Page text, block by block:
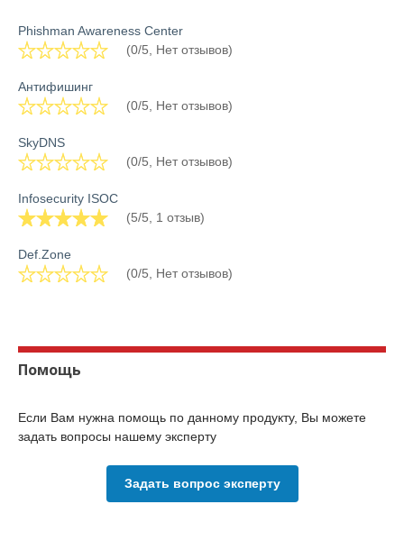
Phishman Awareness Center
(0/5, Нет отзывов)
Антифишинг
(0/5, Нет отзывов)
SkyDNS
(0/5, Нет отзывов)
Infosecurity ISOC
(5/5, 1 отзыв)
Def.Zone
(0/5, Нет отзывов)
Помощь
Если Вам нужна помощь по данному продукту, Вы можете
задать вопросы нашему эксперту
Задать вопрос эксперту